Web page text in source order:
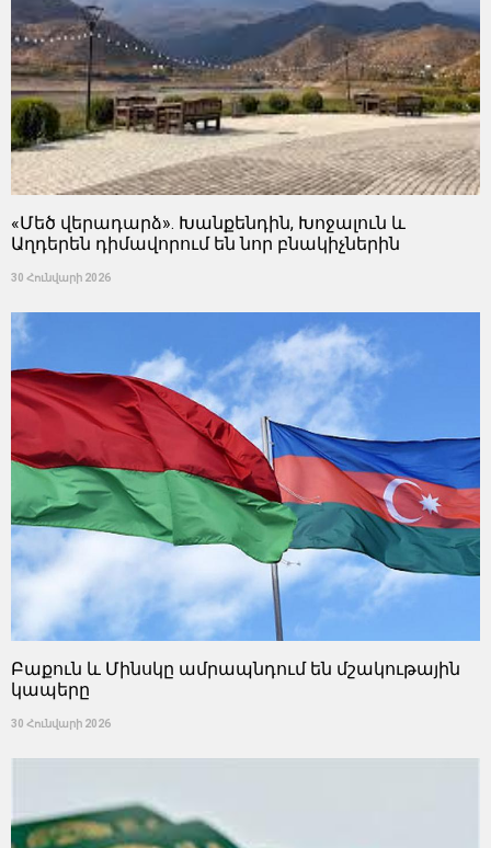
«Մեծ վերադարձ». Խանքենդին, Խոջալուն և
Աղդերեն դիմավորում են նոր բնակիչներին
30 Հունվարի 2026
Բաքուն և Մինսկը ամրապնդում են մշակութային
կապերը
30 Հունվարի 2026